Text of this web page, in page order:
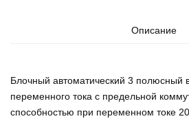
Описание
Блочный автоматический 3 полюсный
переменного тока с предельной
способностью при переменном токе